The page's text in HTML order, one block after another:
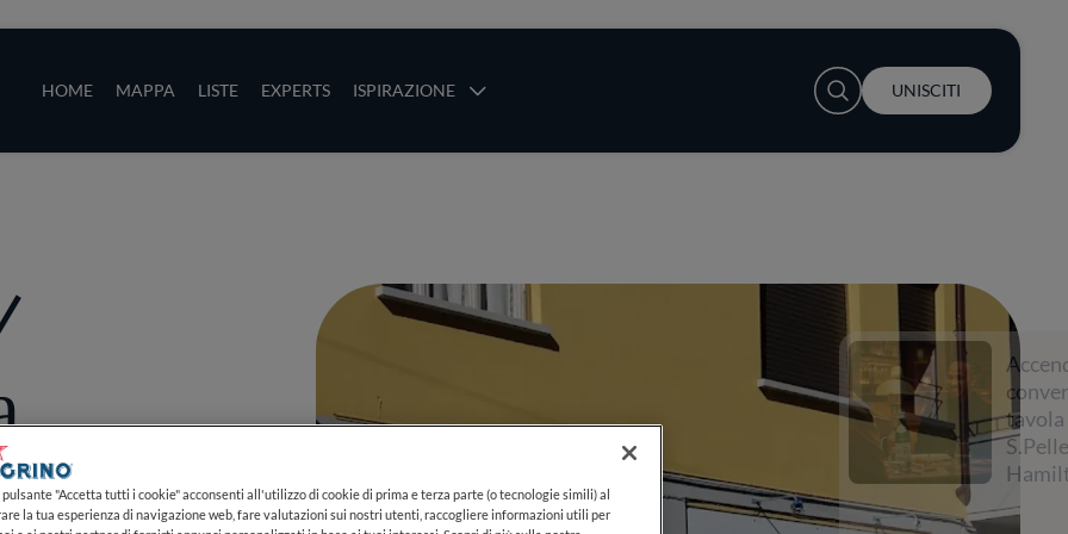
HOME MAPPA LISTE EXPERTS ISPIRAZIONE
User account menu
UNISCITI
conversazione a
tavola con
S.Pellegrino e Lewis
"Accetta tutti i cookie" acconsenti all'utilizzo di cookie di prima e terza parte (o tecnologie simili) al
la tua esperienza di navigazione web, fare valutazioni sui nostri utenti, raccogliere informazioni utili per